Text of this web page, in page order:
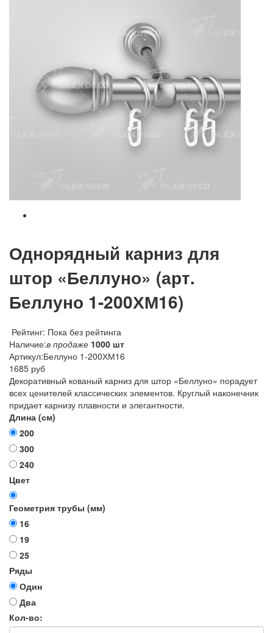
Однорядный карниз для
штор «Беллуно» (арт.
Беллуно 1-200ХМ16)
Рейтинг: Пока без рейтинга
Наличие:в продаже 1000 шт
Артикул:Беллуно 1-200ХМ16
1685 руб
Декоративный кованый карниз для штор «Беллуно» порадует
всех ценителей классических элементов. Круглый наконечник
придает карнизу плавности и элегантности.
Длина (см)
200
300
240
Цвет
Геометрия трубы (мм)
16
19
25
Ряды
Один
Два
Кол-во: